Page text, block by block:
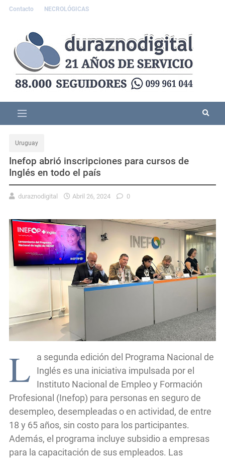
Contacto NECROLÓGICAS
Uruguay
Inefop abrió inscripciones para cursos de
Inglés en todo el país
duraznodigital Abril 26, 2024 0
L
a segunda edición del Programa Nacional de
Inglés es una iniciativa impulsada por el
Instituto Nacional de Empleo y Formación
Profesional (Inefop) para personas en seguro de
desempleo, desempleadas o en actividad, de entre
18 y 65 años, sin costo para los participantes.
Además, el programa incluye subsidio a empresas
para la capacitación de sus empleados. Las